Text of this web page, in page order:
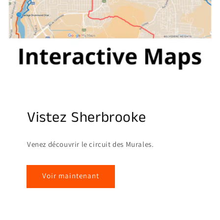
Vistez Sherbrooke
Venez découvrir le circuit des Murales.
Voir maintenant